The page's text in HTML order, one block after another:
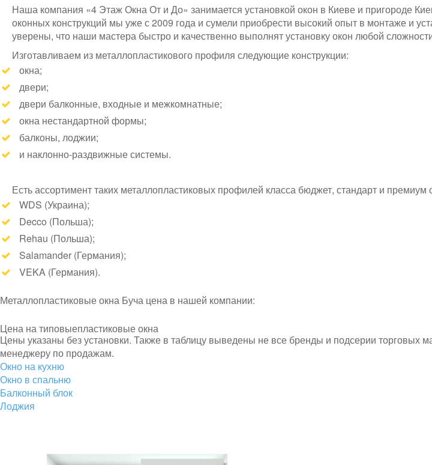
Наша компания «4 Этаж Окна От и До» занимается установкой окон в Киеве и пригороде
оконных конструкций мы уже с 2009 года и сумели приобрести высокий опыт в монтаже и
уверены, что наши мастера быстро и качественно выполнят установку окон любой
Изготавливаем из металлопластикового профиля следующие конструкции:
окна;
двери;
двери балконные, входные и межкомнатные;
окна нестандартной формы;
балконы, лоджии;
и наклонно-раздвижные системы.
Есть ассортимент таких металлопластиковых профилей класса бюджет, стандарт и премиум
WDS (Украина);
Decco (Польша);
Rehau (Польша);
Salamander (Германия);
VEKA (Германия).
Металлопластиковые окна Буча цена в нашей компании:
Цена на типовыепластиковые окна
Цены указаны без установки. Также в таблицу выведены не все бренды и подсерии торговых
менеджеру по продажам.
Окно на кухню
Окно в спальню
Балконный блок
Лоджия